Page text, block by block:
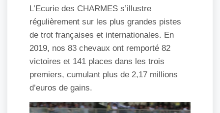
L’Ecurie des CHARMES s’illustre
régulièrement sur les plus grandes pistes
de trot françaises et internationales. En
2019, nos 83 chevaux ont remporté 82
victoires et 141 places dans les trois
premiers, cumulant plus de 2,17 millions
d’euros de gains.